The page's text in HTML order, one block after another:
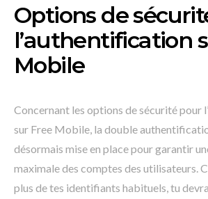
Options de
l’authentification
Mobile
Concernant les options de sécurité pour
sur Free Mobile, la double
désormais mise en place pour garantir
maximale des comptes des utilisateurs.
plus de tes identifiants habituels, tu